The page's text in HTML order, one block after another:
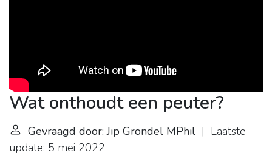
Wat onthoudt een peuter?
Gevraagd door: Jip Grondel MPhil | Laatste
update: 5 mei 2022